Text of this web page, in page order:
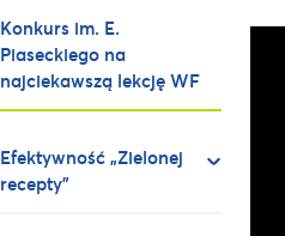
Konkurs im. E.
Piaseckiego na
najciekawszą lekcję WF
Efektywność „Zielonej
recepty”